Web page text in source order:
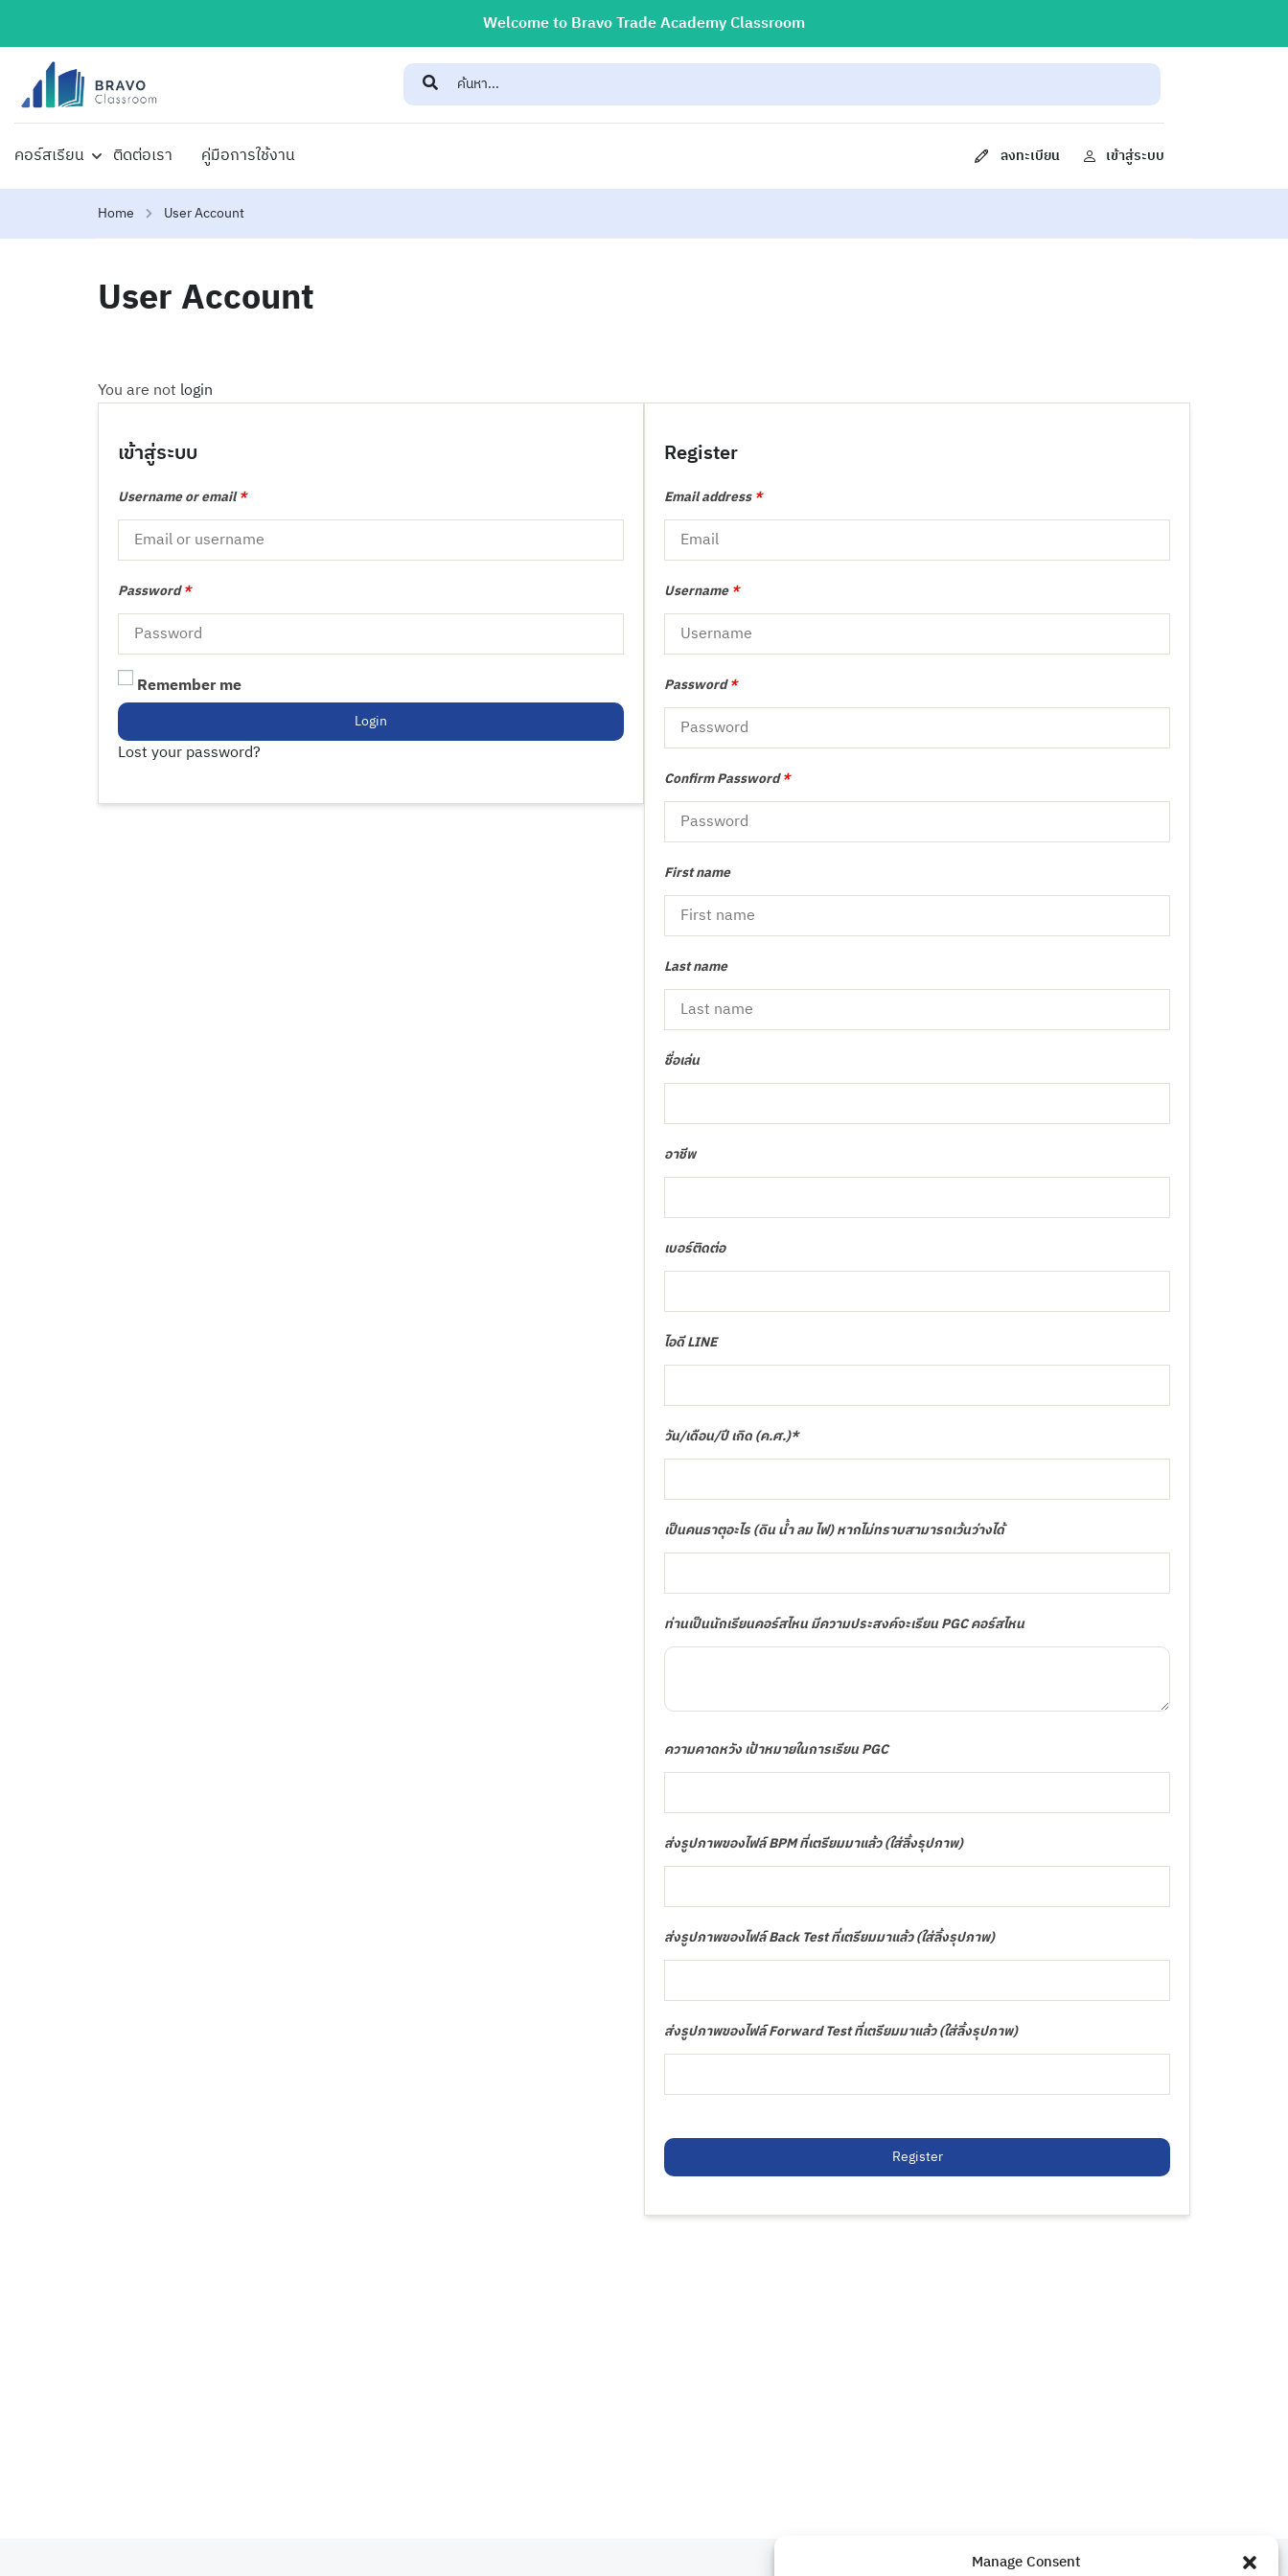
Manage Consent
Welcome to Bravo Trade Academy Classroom
คอร์สเรียน ติดต่อเรา คู่มือการใช้งาน ลงทะเบียน เข้าสู่ระบบ
Home User Account
User Account
You are not login
เข้าสู่ระบบ
Username or email*
Password*
Remember me
Login
Lost your password?
Register
Email address*
Username*
Password*
Confirm Password*
First name
Last name
ชื่อเล่น
อาชีพ
เบอร์ติดต่อ
ไอดี LINE
วัน/เดือน/ปี เกิด (ค.ศ.)*
เป็นคนธาตุอะไร (ดิน น้ำ ลม ไฟ) หากไม่ทราบสามารถเว้นว่างได้
ท่านเป็นนักเรียนคอร์สไหน มีความประสงค์จะเรียน PGC คอร์สไหน
ความคาดหวัง เป้าหมายในการเรียน PGC
ส่งรูปภาพของไฟล์ BPM ที่เตรียมมาแล้ว (ใส่ลิ้งรุปภาพ)
ส่งรูปภาพของไฟล์ Back Test ที่เตรียมมาแล้ว (ใส่ลิ้งรุปภาพ)
ส่งรูปภาพของไฟล์ Forward Test ที่เตรียมมาแล้ว (ใส่ลิ้งรุปภาพ)
Register